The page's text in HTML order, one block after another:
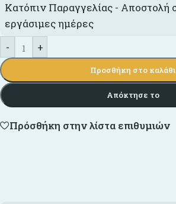
Κατόπιν Παραγγελίας - Αποστολή
εργάσιμες ημέρες
-
+
Προσθήκη στο καλάθι
Απόκτησε το
Πρόσθήκη στην λίστα επιθυμιών